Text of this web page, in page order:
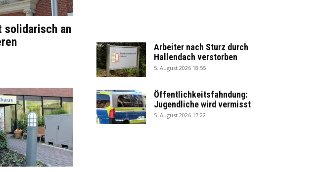
an
Arbeiter nach Sturz durch
Hallendach verstorben
5. August 2026 18:55
Öffentlichkeitsfahndung:
Jugendliche wird vermisst
5. August 2026 17:22